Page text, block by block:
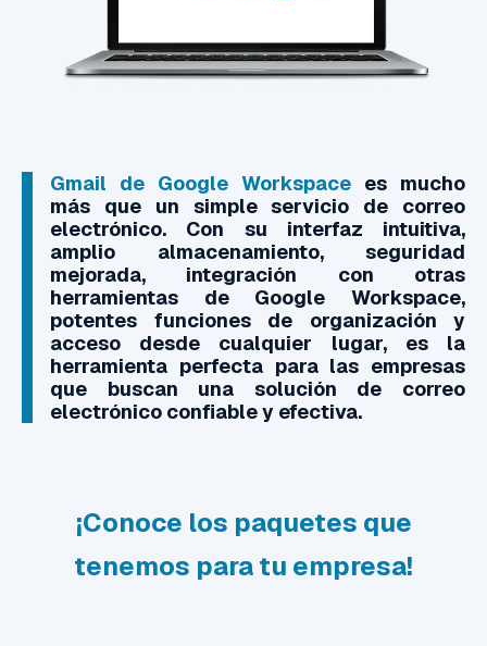
Gmail de Google Workspace es mucho
más que un simple servicio de correo
electrónico. Con su interfaz intuitiva,
amplio almacenamiento, seguridad
mejorada, integración con otras
herramientas de Google Workspace,
potentes funciones de organización y
acceso desde cualquier lugar, es la
herramienta perfecta para las empresas
que buscan una solución de correo
electrónico confiable y efectiva.
¡Conoce los paquetes que
tenemos para tu empresa!